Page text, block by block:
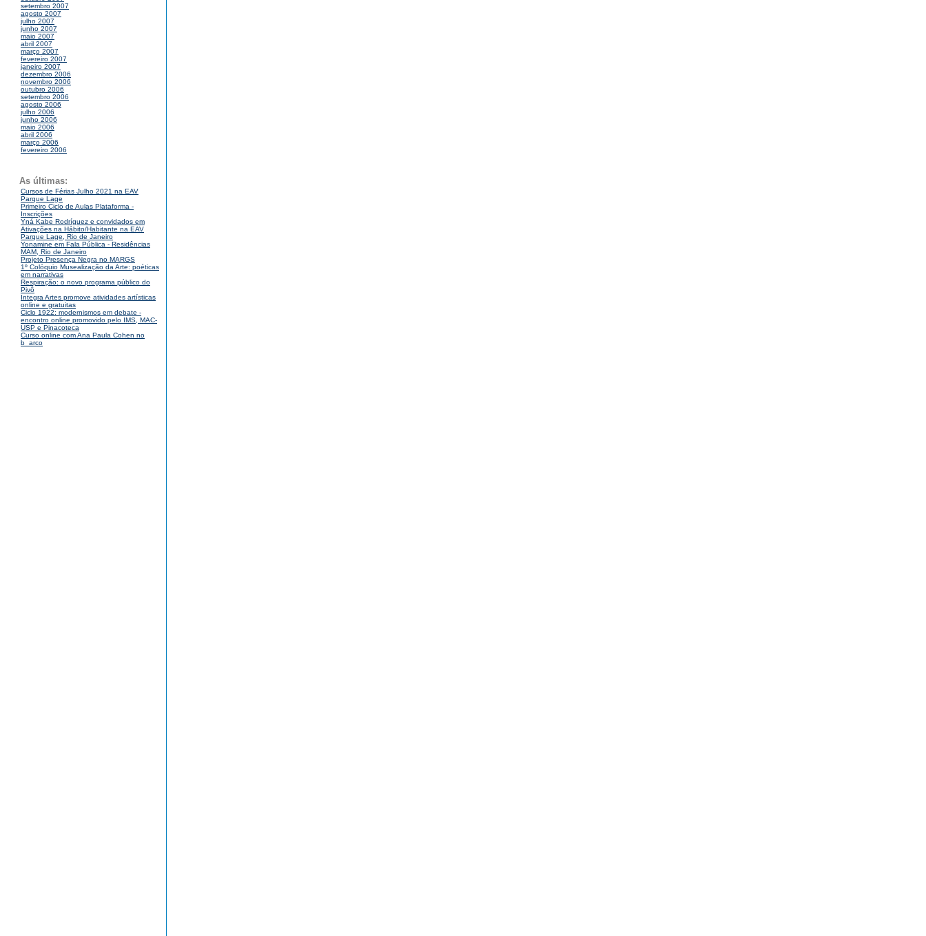
setembro 2007
agosto 2007
julho 2007
junho 2007
maio 2007
abril 2007
março 2007
fevereiro 2007
janeiro 2007
dezembro 2006
novembro 2006
outubro 2006
setembro 2006
agosto 2006
julho 2006
junho 2006
maio 2006
abril 2006
março 2006
fevereiro 2006
As últimas:
Cursos de Férias Julho 2021 na EAV
Parque Lage
Primeiro Ciclo de Aulas Plataforma -
Inscrições
Yná Kabe Rodríguez e convidados em
Ativações na Hábito/Habitante na EAV
Parque Lage, Rio de Janeiro
Yonamine em Fala Pública - Residências
MAM, Rio de Janeiro
Projeto Presença Negra no MARGS
1º Colóquio Musealização da Arte: poéticas
em narrativas
Respiração: o novo programa público do
Pivô
Integra Artes promove atividades artísticas
online e gratuitas
Ciclo 1922: modernismos em debate -
encontro online promovido pelo IMS, MAC-
USP e Pinacoteca
Curso online com Ana Paula Cohen no
b_arco